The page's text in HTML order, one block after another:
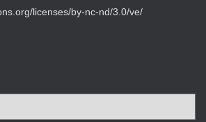
licenses/by-nc-nd/3.0/ve/